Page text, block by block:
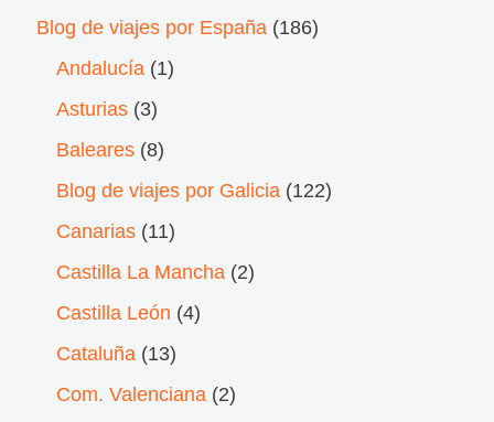
Blog de viajes por España (186)
Andalucía (1)
Asturias (3)
Baleares (8)
Blog de viajes por Galicia (122)
Canarias (11)
Castilla La Mancha (2)
Castilla León (4)
Cataluña (13)
Com. Valenciana (2)